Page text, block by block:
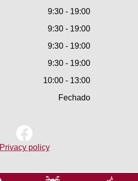
9:30 - 19:00
9:30 - 19:00
9:30 - 19:00
9:30 - 19:00
10:00 - 13:00
Fechado
Privacy policy